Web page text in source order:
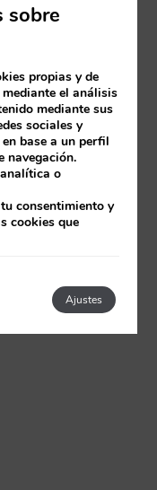
sobre
propias y de
el análisis
mediante sus
sociales y
base a un perfil
navegación.
o
consentimiento y
cookies que
Ajustes